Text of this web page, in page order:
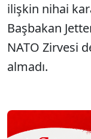
ilişkin nihai
Başbakan
NATO Zirvesi
almadı.